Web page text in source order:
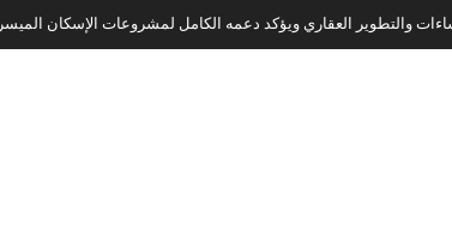
والتطوير العقاري ويؤكد دعمه الكامل لمشروعات الإسكان الميسر